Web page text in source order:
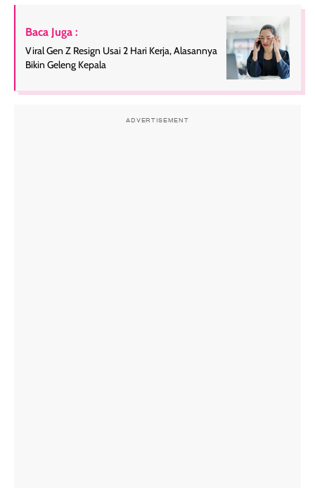
Baca Juga :
Viral Gen Z Resign Usai 2 Hari Kerja, Alasannya
Bikin Geleng Kepala
ADVERTISEMENT